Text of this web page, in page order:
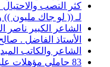
كثر النصب
لـ (( لو جاك مليون
الشاعر الكبير
الأستاذ الفاضل . صالح
الشاعر والكاتب